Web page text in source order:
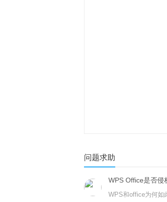
问题求助
WPS Office是否侵
WPS和office为何如